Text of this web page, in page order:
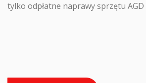
tylko odpłatne naprawy sprzętu